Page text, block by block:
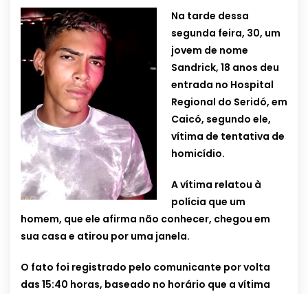
Na tarde dessa
segunda feira, 30, um
jovem de nome
Sandrick, 18 anos deu
entrada no Hospital
Regional do Seridó, em
Caicó, segundo ele,
vítima de tentativa de
homicídio.
A vítima relatou à
polícia que um
homem, que ele afirma não conhecer, chegou em
sua casa e atirou por uma janela.
O fato foi registrado pelo comunicante por volta
das 15:40 horas, baseado no horário que a vítima